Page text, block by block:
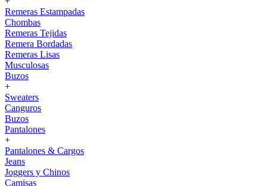
Remeras Estampadas
Chombas
Remeras Tejidas
Remera Bordadas
Remeras Lisas
Musculosas
Buzos
+
Sweaters
Canguros
Buzos
Pantalones
+
Pantalones & Cargos
Jeans
Joggers y Chinos
Camisas